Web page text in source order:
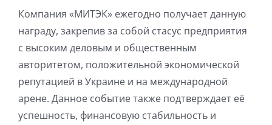
Компания «МИТЭК» ежегодно получает данную
награду, закрепив за собой стасус предприятия
с высоким деловым и общественным
авторитетом, положительной экономической
репутацией в Украине и на международной
арене. Данное событие также подтверждает её
успешность, финансовую стабильность и